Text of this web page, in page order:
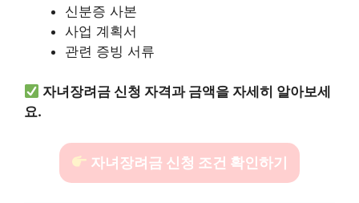
신분증 사본
사업 계획서
관련 증빙 서류
자녀장려금 신청 자격과 금액을 자세히 알아보세
요.
자녀장려금 신청 조건 확인하기